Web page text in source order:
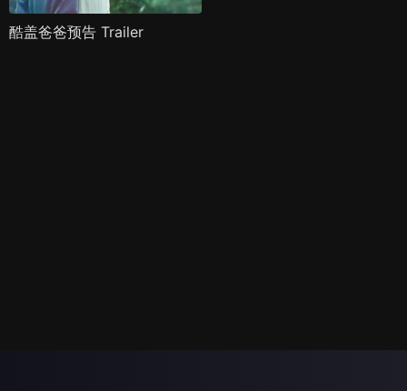
酷盖爸爸预告 Trailer